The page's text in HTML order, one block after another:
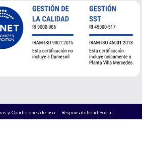
y Condiciones de uso Responsabilidad Social